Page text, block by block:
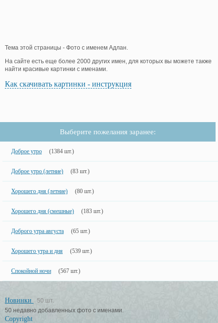
Тема этой страницы - Фото с именем Адлан.
На сайте есть еще более 2000 других имен, для которых вы можете также
найти красивые картинки с именами.
Как скачивать картинки - инструкция
Выберите пожелания заранее:
Доброе утро (1384 шт.)
Доброе утро (летние) (83 шт.)
Хорошего дня (летние) (80 шт.)
Хорошего дня (смешные) (183 шт.)
Доброго утра августа (65 шт.)
Хорошего утра и дня (539 шт.)
Спокойной ночи (567 шт.)
Новинки
50 шт.
50 недавно добавленных фото с именами.
Copyright